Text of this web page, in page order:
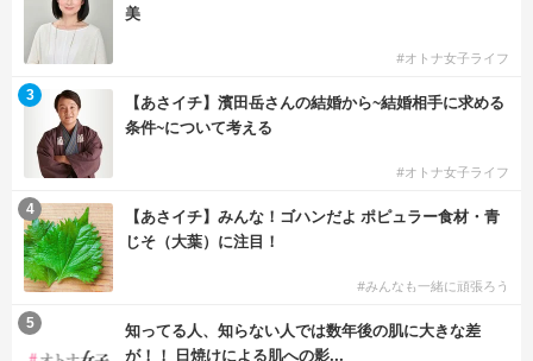
美
#オトナ女子ライフ
【あさイチ】濱田岳さんの結婚から~結婚相手に求める
条件~について考える
#オトナ女子ライフ
3
【あさイチ】みんな！ゴハンだよ ポピュラー食材・青
じそ（大葉）に注目！
#みんなも一緒に頑張ろう
4
知ってる人、知らない人では数年後の肌に大きな差
が！！ 日焼けによる肌への影...
5